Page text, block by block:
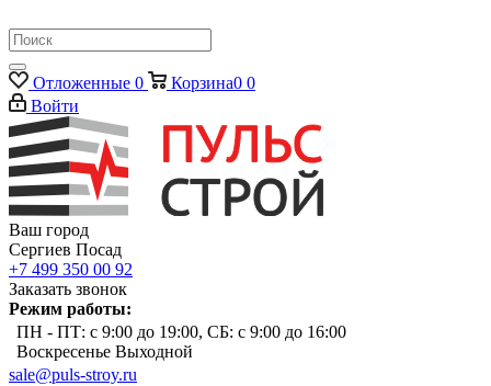
Отложенные 0 Корзина0 0
Войти
Ваш город
Сергиев Посад
+7 499 350 00 92
Заказать звонок
Режим работы:
ПН - ПТ: с 9:00 до 19:00, СБ: с 9:00 до 16:00
Воскресенье Выходной
sale@puls-stroy.ru